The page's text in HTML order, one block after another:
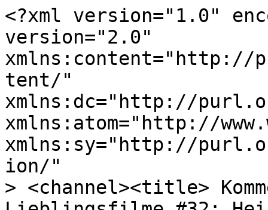
<?xml version="1.0"
version="2.0"
xmlns:content="http://
tent/"
xmlns:dc="http://
xmlns:atom="http://
xmlns:sy="http://
ion/"
> <channel><title>